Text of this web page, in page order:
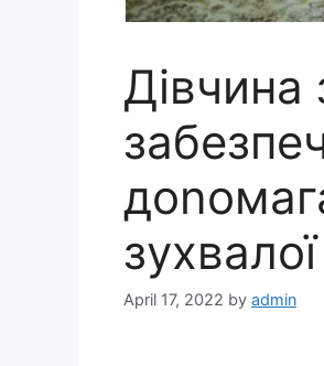
Дівчина
April 17, 2022 by admin